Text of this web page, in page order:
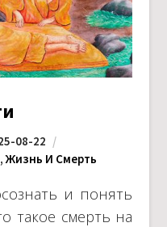
08-22
,Жизнь И Смерть
и понять
такое смерть на